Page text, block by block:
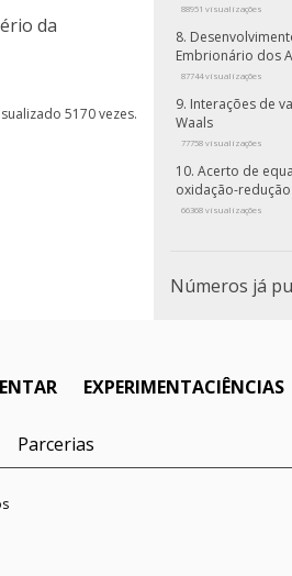
da
5170 vezes.
88951 visualizações
Embrionário dos
87744 visualizações
Interações de
Waals
77758 visualizações
Acerto de
oxidação-redução
66368 visualizações
Números já
EXPERIMENTACIÊNCIAS
Parcerias